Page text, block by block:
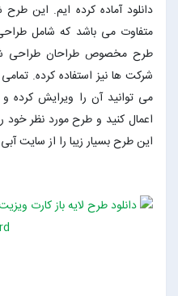
دانلود آماده کرده ایم. این
متفاوت می باشد که شامل
طرح مخصوص طراحان طراحی
شرکت ها نیز استفاده کرده.
می توانید آن را ویرایش کرده
اعمال کنید و طرح مورد نظر خود
این طرح بسیار زیبا را از سایت